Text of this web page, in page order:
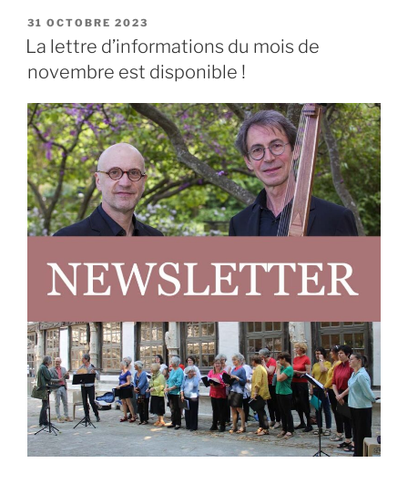
PUBLIÉ
LE
31 OCTOBRE 2023
La lettre d’informations du mois de
novembre est disponible !